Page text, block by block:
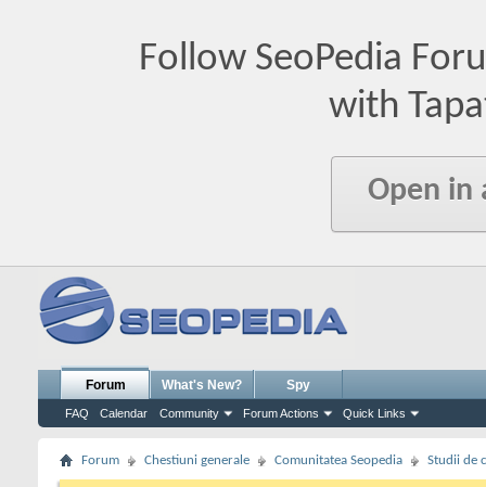
Follow SeoPedia
with
Open in
Forum
FAQ Calendar Community Forum Actions Quick Links
What's New? Spy
Forum Chestiuni generale Comunitatea Seopedia Studii de